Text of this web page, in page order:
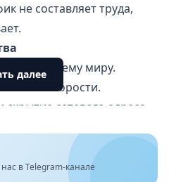
не составляет труда,
по всему миру.
и скорости.
сетевого адреса.
и игры без лагов.
сетях.
далее
в Telegram-канале